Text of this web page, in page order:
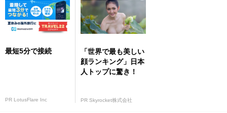
最短5分で接続
PR LotusFlare Inc
「世界で最も美しい
顔ランキング」日本
人トップに驚き！
PR Skyrocket株式会社